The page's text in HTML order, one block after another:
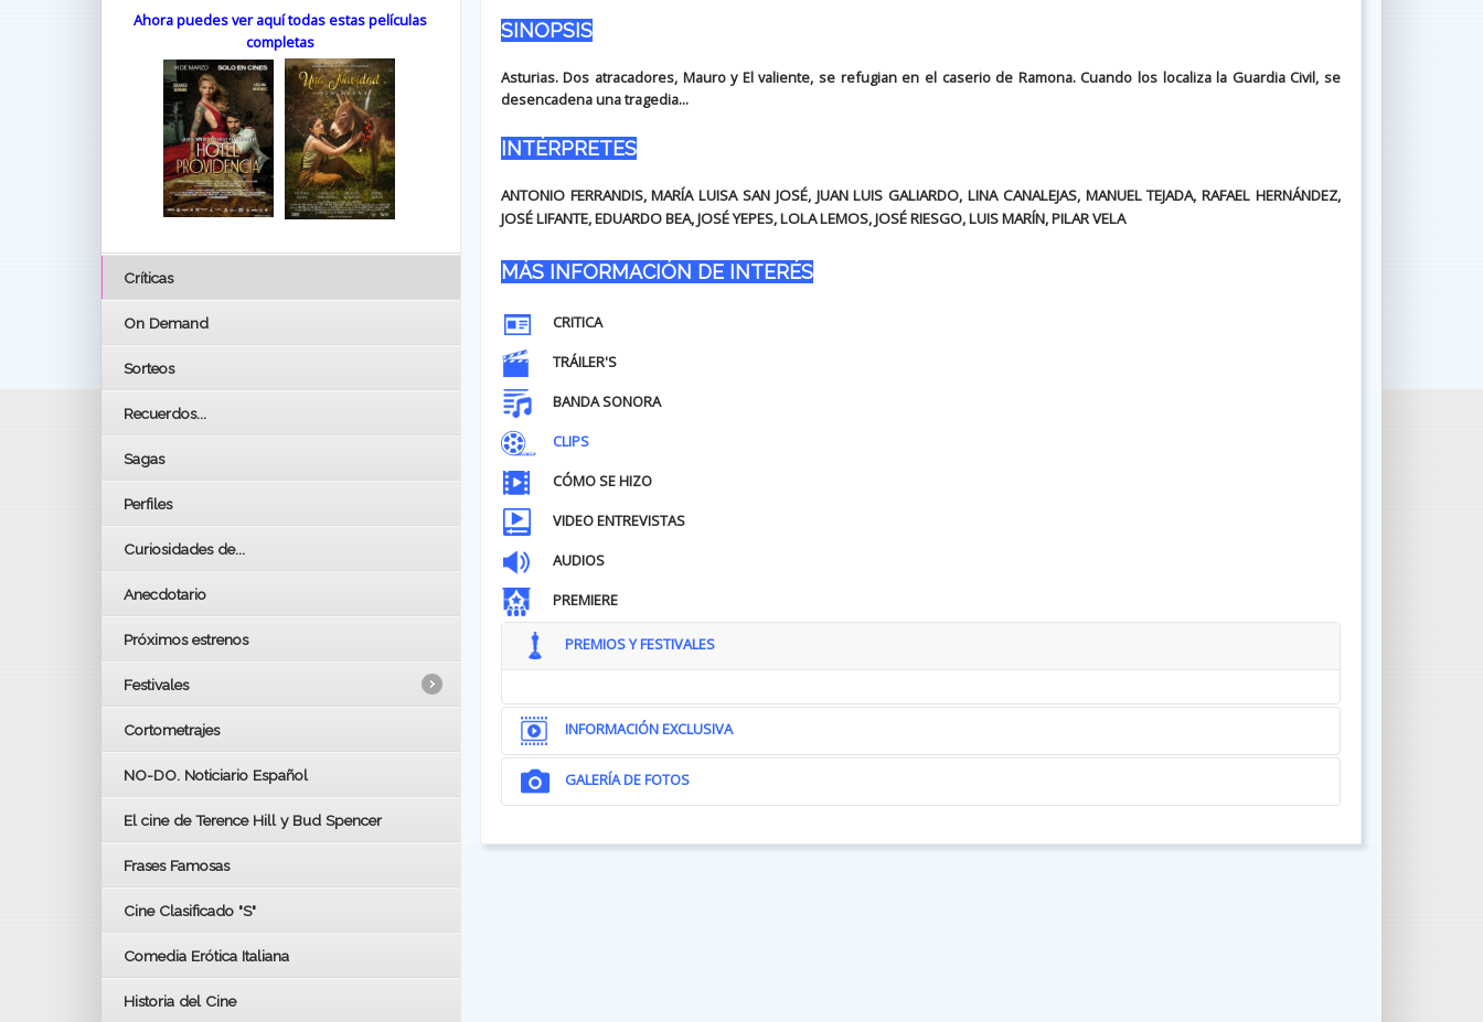
SINOPSIS
Asturias. Dos atracadores, Mauro y El valiente, se refugian en el caserio de Ramona. Cuando los localiza la Guardia Civil, se
desencadena una tragedia...
INTÉRPRETES
ANTONIO FERRANDIS, MARÍA LUISA SAN JOSÉ, JUAN LUIS GALIARDO, LINA CANALEJAS, MANUEL TEJADA, RAFAEL HERNÁNDEZ,
JOSÉ LIFANTE, EDUARDO BEA, JOSÉ YEPES, LOLA LEMOS, JOSÉ RIESGO, LUIS MARÍN, PILAR VELA
MÁS INFORMACIÓN DE INTERÉS
CRITICA
TRÁILER'S
BANDA SONORA
CLIPS
CÓMO SE HIZO
VIDEO ENTREVISTAS
AUDIOS
PREMIERE
PREMIOS Y FESTIVALES
INFORMACIÓN EXCLUSIVA
GALERÍA DE FOTOS
Ahora puedes ver aquí todas estas películas
completas
Críticas
On Demand
Sorteos
Recuerdos...
Sagas
Perfiles
Curiosidades de...
Anecdotario
Próximos estrenos
Festivales
LOS OSCARS
BAFTA
Cortometrajes
NO-DO. Noticiario Español
El cine de Terence Hill y Bud Spencer
Frases Famosas
Cine Clasificado "S"
Comedia Erótica Italiana
Historia del Cine